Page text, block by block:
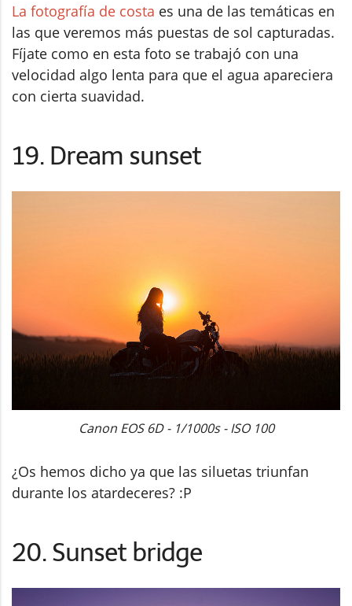
La fotografía de costa es una de las temáticas en
las que veremos más puestas de sol capturadas.
Fíjate como en esta foto se trabajó con una
velocidad algo lenta para que el agua apareciera
con cierta suavidad.
19. Dream sunset
Canon EOS 6D - 1/1000s - ISO 100
¿Os hemos dicho ya que las siluetas triunfan
durante los atardeceres? :P
20. Sunset bridge